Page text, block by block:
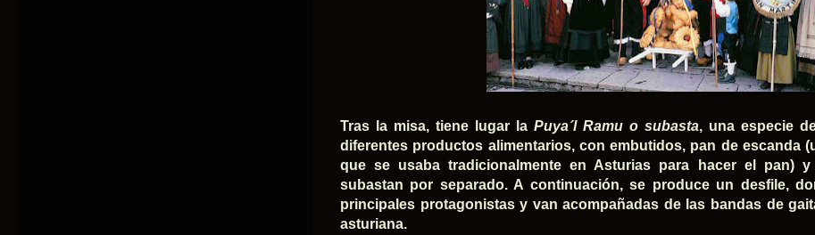
Tras la misa, tiene lugar la Puya´l Ramu o subasta, una especie
diferentes productos alimentarios, con embutidos, pan de escanda
que se usaba tradicionalmente en Asturias para hacer el pan)
subastan por separado. A continuación, se produce un desfile,
principales protagonistas y van acompañadas de las bandas de
asturiana.